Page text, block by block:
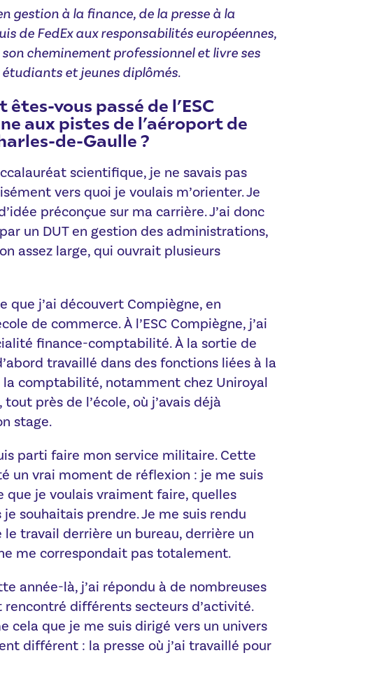
gestion à la finance, de la presse à la
de FedEx aux responsabilités européennes,
cheminement professionnel et livre ses
étudiants et jeunes diplômés.
êtes-vous passé de l’ESC
aux pistes de l’aéroport de
de-Gaulle ?
scientifique, je ne savais pas
vers quoi je voulais m’orienter. Je
préconçue sur ma carrière. J’ai donc
un DUT en gestion des administrations,
assez large, qui ouvrait plusieurs
que j’ai découvert Compiègne, en
de commerce. À l’ESC Compiègne, j’ai
finance-comptabilité. À la sortie de
travaillé dans des fonctions liées à la
comptabilité, notamment chez Uniroyal
près de l’école, où j’avais déjà
stage.
parti faire mon service militaire. Cette
un vrai moment de réflexion : je me suis
que je voulais vraiment faire, quelles
souhaitais prendre. Je me suis rendu
travail derrière un bureau, derrière un
me correspondait pas totalement.
année-là, j’ai répondu à de nombreuses
rencontré différents secteurs d’activité.
cela que je me suis dirigé vers un univers
différent : la presse où j’ai travaillé pour